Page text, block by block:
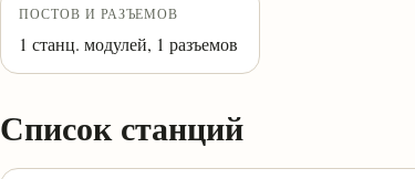
ПОСТОВ И РАЗЪЕМОВ
1 станц. модулей, 1 разъемов
Список станций